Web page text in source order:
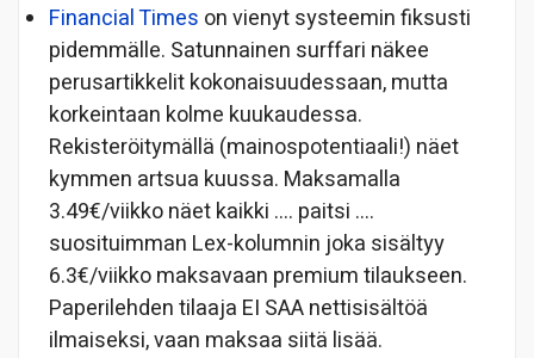
Financial Times on vienyt systeemin fiksusti
pidemmälle. Satunnainen surffari näkee
perusartikkelit kokonaisuudessaan, mutta
korkeintaan kolme kuukaudessa.
Rekisteröitymällä (mainospotentiaali!) näet
kymmen artsua kuussa. Maksamalla
3.49€/viikko näet kaikki …. paitsi ….
suosituimman Lex-kolumnin joka sisältyy
6.3€/viikko maksavaan premium tilaukseen.
Paperilehden tilaaja EI SAA nettisisältöä
ilmaiseksi, vaan maksaa siitä lisää.